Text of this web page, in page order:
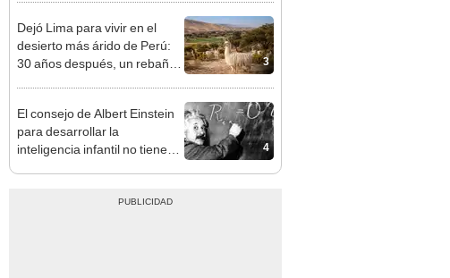
3
Dejó Lima para vivir en el
desierto más árido de Perú:
30 años después, un rebaño
4
El consejo de Albert Einstein
para desarrollar la
inteligencia infantil no tiene